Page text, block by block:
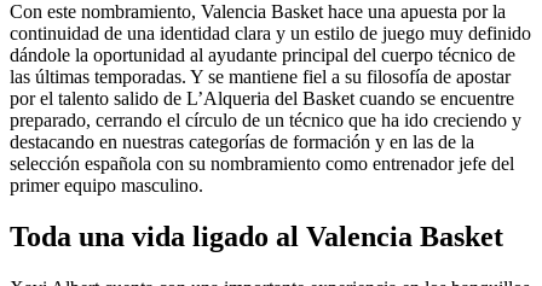
Con este nombramiento, Valencia Basket hace una apuesta por la
continuidad de una identidad clara y un estilo de juego muy definido
dándole la oportunidad al ayudante principal del cuerpo técnico de
las últimas temporadas. Y se mantiene fiel a su filosofía de apostar
por el talento salido de L’Alqueria del Basket cuando se encuentre
preparado, cerrando el círculo de un técnico que ha ido creciendo y
destacando en nuestras categorías de formación y en las de la
selección española con su nombramiento como entrenador jefe del
primer equipo masculino.
Toda una vida ligado al Valencia Basket